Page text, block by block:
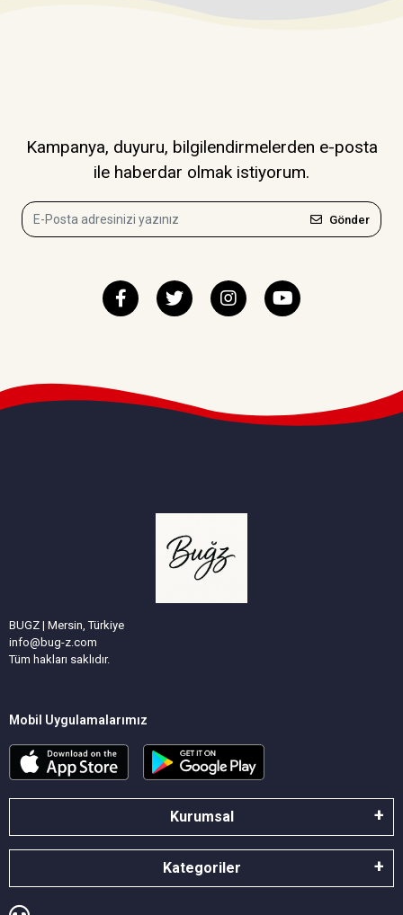
Kampanya, duyuru, bilgilendirmelerden e-posta
ile haberdar olmak istiyorum.
Gönder
BUGZ | Mersin, Türkiye
info@bug-z.com
Tüm hakları saklıdır.
Mobil Uygulamalarımız
Kurumsal
Kategoriler